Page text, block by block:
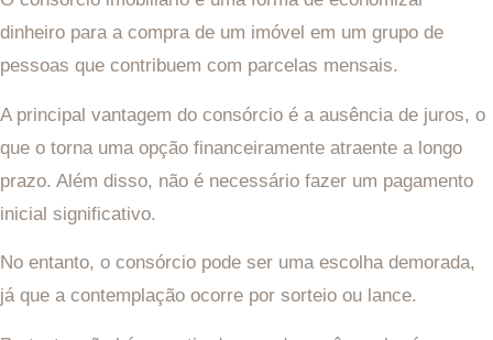
dinheiro para a compra de um imóvel em um grupo de
pessoas que contribuem com parcelas mensais.
A principal vantagem do consórcio é a ausência de juros, o
que o torna uma opção financeiramente atraente a longo
prazo. Além disso, não é necessário fazer um pagamento
inicial significativo.
No entanto, o consórcio pode ser uma escolha demorada,
já que a contemplação ocorre por sorteio ou lance.